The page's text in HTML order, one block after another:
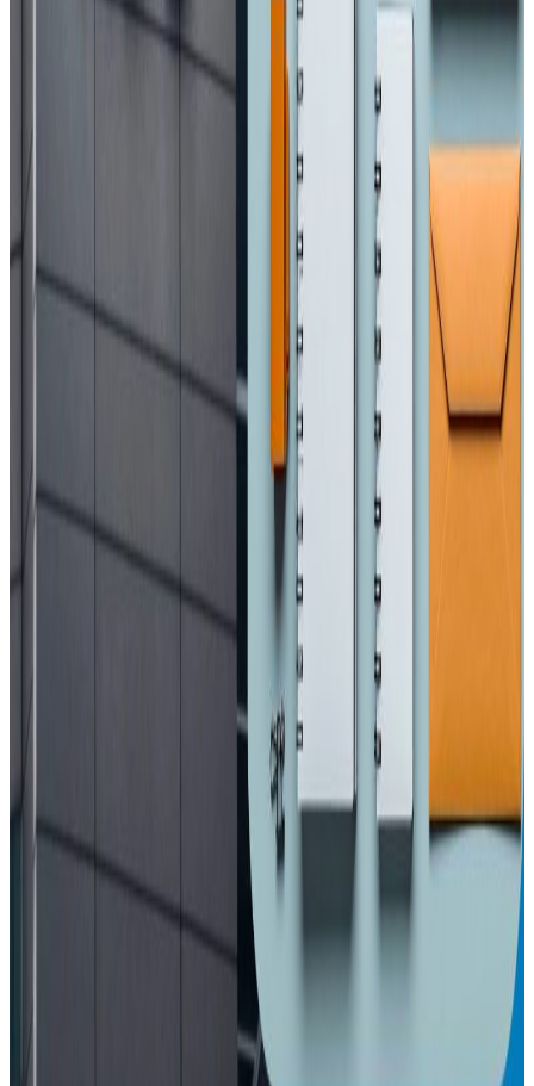
टिप्पणीहरू लोड हुँदैछ…
सम्बन्धित समाचार
मध्यपूर्वका नेपाली : ११ जना पक्राउ, अरु अवस्था के छ
२०२६ अप्रिल ४
एनआरएनए अभियान : प्रवासी नेपाली श्रमिकलाई
मानसिक स्वास्थ्य परामर्श
आजबाट एसईई सुरु, ५ लाख १२ हजार विद्यार्थी
सहभागी
आज विश्व अटिजम सचेतना दिवस, सचेतनामुलक
प्रतितोला ३ हजार ६०० ले घट्यो सुनको मूल्य
२०२६ अप्रिल ३
इनिसा मृत्यु प्रकरण : चार जना पुर्पक्षका लागि थुनामा
न्युजिल्यान्डमै साम्बाको घुँडाको शल्यक्रिया !